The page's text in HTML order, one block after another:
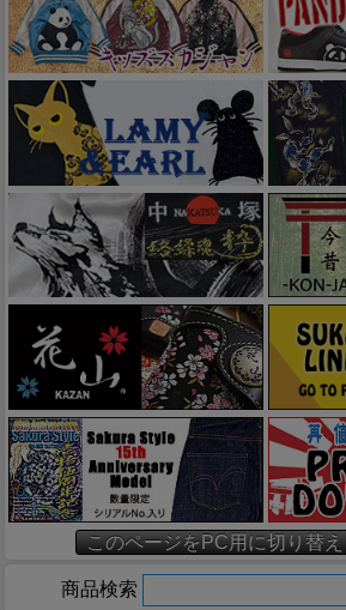
このページをPC用に切り替え
商品検索